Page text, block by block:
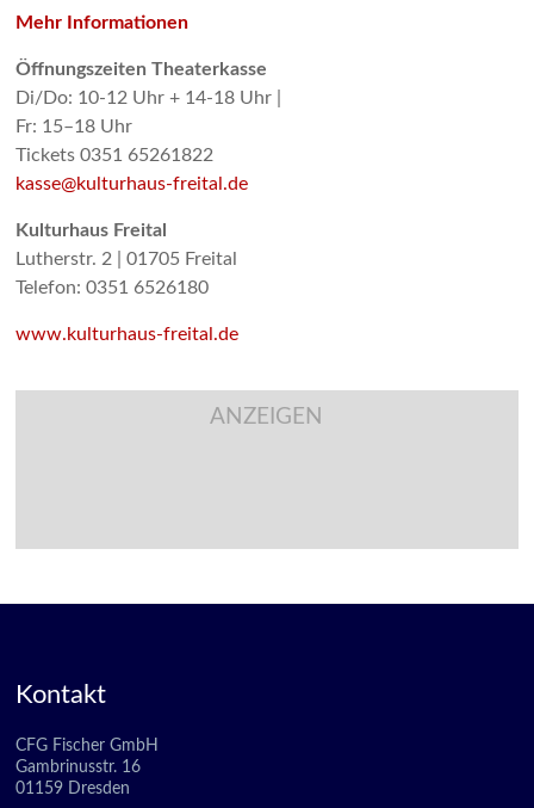
Mehr Informationen
Öffnungszeiten Theaterkasse
Di/Do: 10-12 Uhr + 14-18 Uhr |
Fr: 15–18 Uhr
Tickets 0351 65261822
kasse@kulturhaus-freital.de
Kulturhaus Freital
Lutherstr. 2 | 01705 Freital
Telefon: 0351 6526180
www.kulturhaus-freital.de
ANZEIGEN
Kontakt
CFG Fischer GmbH
Gambrinusstr. 16
01159 Dresden